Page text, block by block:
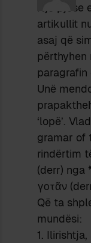
Nje pjese
artikullit
asaj që
përthyhen
paragrafin
Unë
‘lopë’.
gramar of
rindërtim
(derr) nga
γοτᾶν
Që ta
mundësi:
1.